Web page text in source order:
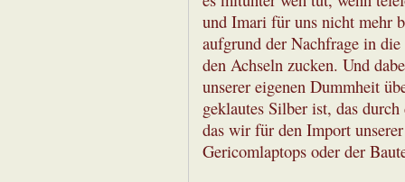
und Imari für uns nicht mehr
aufgrund der Nachfrage in
den Achseln zucken. Und
unserer eigenen Dummheit
geklautes Silber ist, das
das wir für den Import
Gericomlaptops oder der